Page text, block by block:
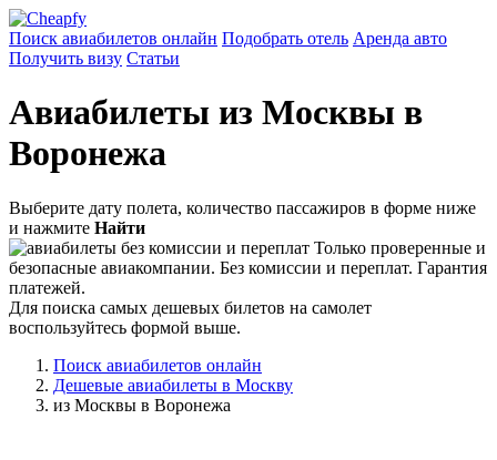
Поиск авиабилетов онлайн Подобрать отель Аренда авто
Получить визу Статьи
Авиабилеты из Москвы в
Воронежа
Выберите дату полета, количество пассажиров в форме ниже
и нажмите Найти
Только проверенные и
безопасные авиакомпании. Без комиссии и переплат. Гарантия
платежей.
Для поиска самых дешевых билетов на самолет
воспользуйтесь формой выше.
Поиск авиабилетов онлайн
Дешевые авиабилеты в Москву
из Москвы в Воронежа